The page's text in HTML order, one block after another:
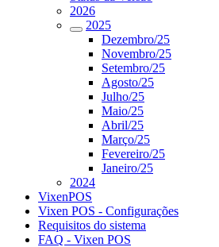
2026
2025
Dezembro/25
Novembro/25
Setembro/25
Agosto/25
Julho/25
Maio/25
Abril/25
Março/25
Fevereiro/25
Janeiro/25
2024
VixenPOS
Vixen POS - Configurações
Requisitos do sistema
FAQ - Vixen POS